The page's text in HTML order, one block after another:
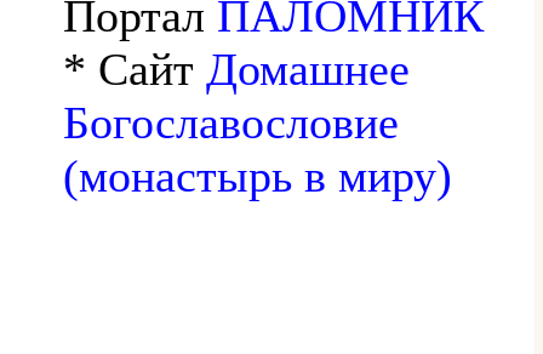
Портал ПАЛОМНИК
* Сайт Домашнее
Богославословие
(монастырь в миру)